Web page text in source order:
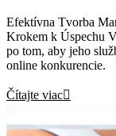
Efektívna Tvorba
Krokem k Úspechu
po tom, aby jeho
online konkurencie.
Čítajte viac